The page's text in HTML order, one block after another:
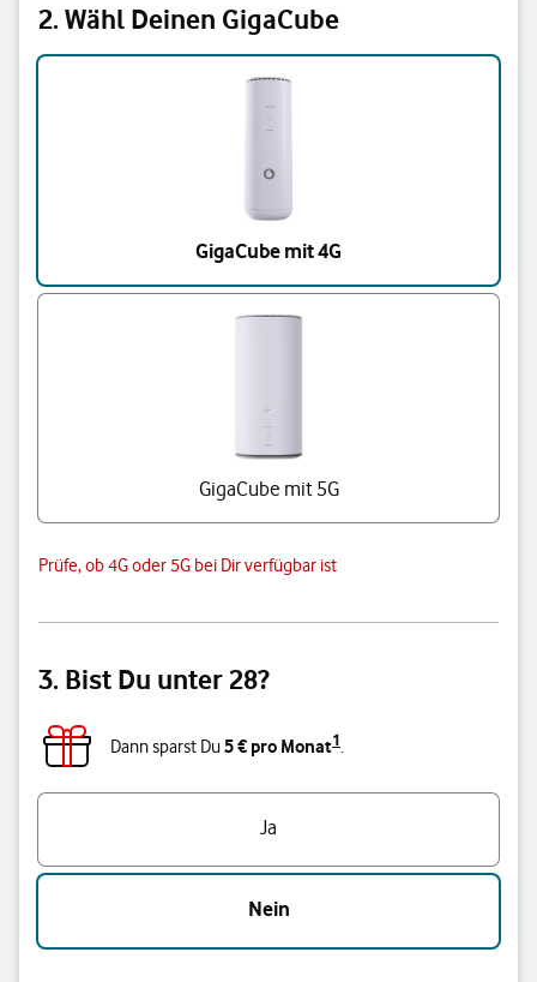
2. Wähl Deinen GigaCube
Triff eine Auswahl
GigaCube mit 4G
GigaCube mit 5G
Prüfe, ob 4G oder 5G bei Dir verfügbar ist
3. Bist Du unter 28?
Dann sparst Du5 € pro Monat1.
Ja
Nein